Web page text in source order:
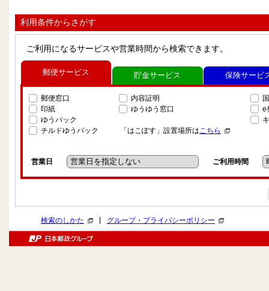
利用条件からさがす
ご利用になるサービスや営業時間から検索できます。
郵便サービス
郵便窓口
印紙
ゆうパック
チルドゆうパック
内容証明
ゆうゆう窓口
「はこぽす」設置場所はこちら
e
営業日 ご利用時間
貯金サービス 保険サービ
検索のしかた グループ・プライバシーポリシー